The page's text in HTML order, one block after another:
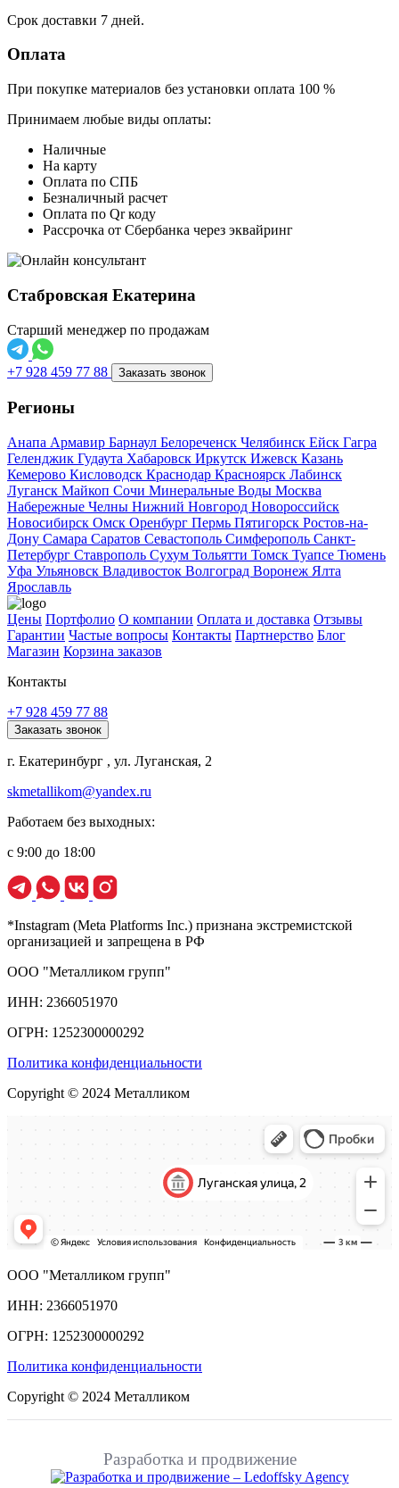
Срок доставки 7 дней.
Оплата
При покупке материалов без установки оплата 100 %
Принимаем любые виды оплаты:
Наличные
На карту
Оплата по СПБ
Безналичный расчет
Оплата по Qr коду
Рассрочка от Сбербанка через эквайринг
Стабровская Екатерина
Старший менеджер по продажам
+7 928 459 77 88 Заказать звонок
Регионы
Анапа Армавир Барнаул Белореченск Челябинск Ейск Гагра
Геленджик Гудаута Хабаровск Иркутск Ижевск Казань
Кемерово Кисловодск Краснодар Красноярск Лабинск
Луганск Майкоп Сочи Минеральные Воды Москва
Набережные Челны Нижний Новгород Новороссийск
Новосибирск Омск Оренбург Пермь Пятигорск Ростов-на-
Дону Самара Саратов Севастополь Симферополь Санкт-
Петербург Ставрополь Сухум Тольятти Томск Туапсе Тюмень
Уфа Ульяновск Владивосток Волгоград Воронеж Ялта
Ярославль
Цены Портфолио О компании Оплата и доставка Отзывы
Гарантии Частые вопросы Контакты Партнерство Блог
Магазин Корзина заказов
Контакты
+7 928 459 77 88
Заказать звонок
г. Екатеринбург , ул. Луганская, 2
skmetallikom@yandex.ru
Работаем без выходных:
с 9:00 до 18:00
*Instagram (Meta Platforms Inc.) признана экстремистской
организацией и запрещена в РФ
ООО "Металликом групп"
ИНН: 2366051970
ОГРН: 1252300000292
Политика конфиденциальности
Copyright © 2024 Металликом
ООО "Металликом групп"
ИНН: 2366051970
ОГРН: 1252300000292
Политика конфиденциальности
Copyright © 2024 Металликом
Разработка и продвижение